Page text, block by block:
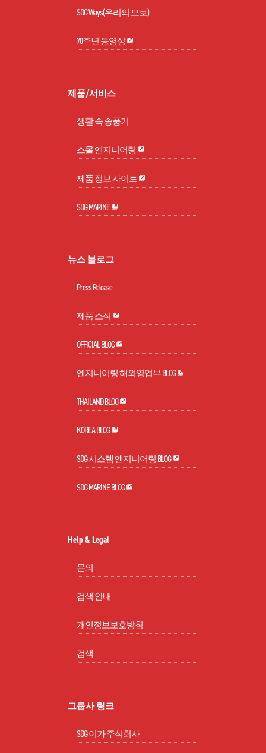
SDG Ways(우리의 모토)
70주년 동영상
제품/서비스
생활 속 송풍기
스몰 엔지니어링
제품 정보 사이트
SDG MARINE
뉴스 블로그
Press Release
제품 소식
OFFICIAL BLOG
엔지니어링 해외영업부 BLOG
THAILAND BLOG
KOREA BLOG
SDG 시스템 엔지니어링 BLOG
SDG MARINE BLOG
Help & Legal
문의
검색 안내
개인정보보호방침
검색
그룹사 링크
SDG 이가 주식회사